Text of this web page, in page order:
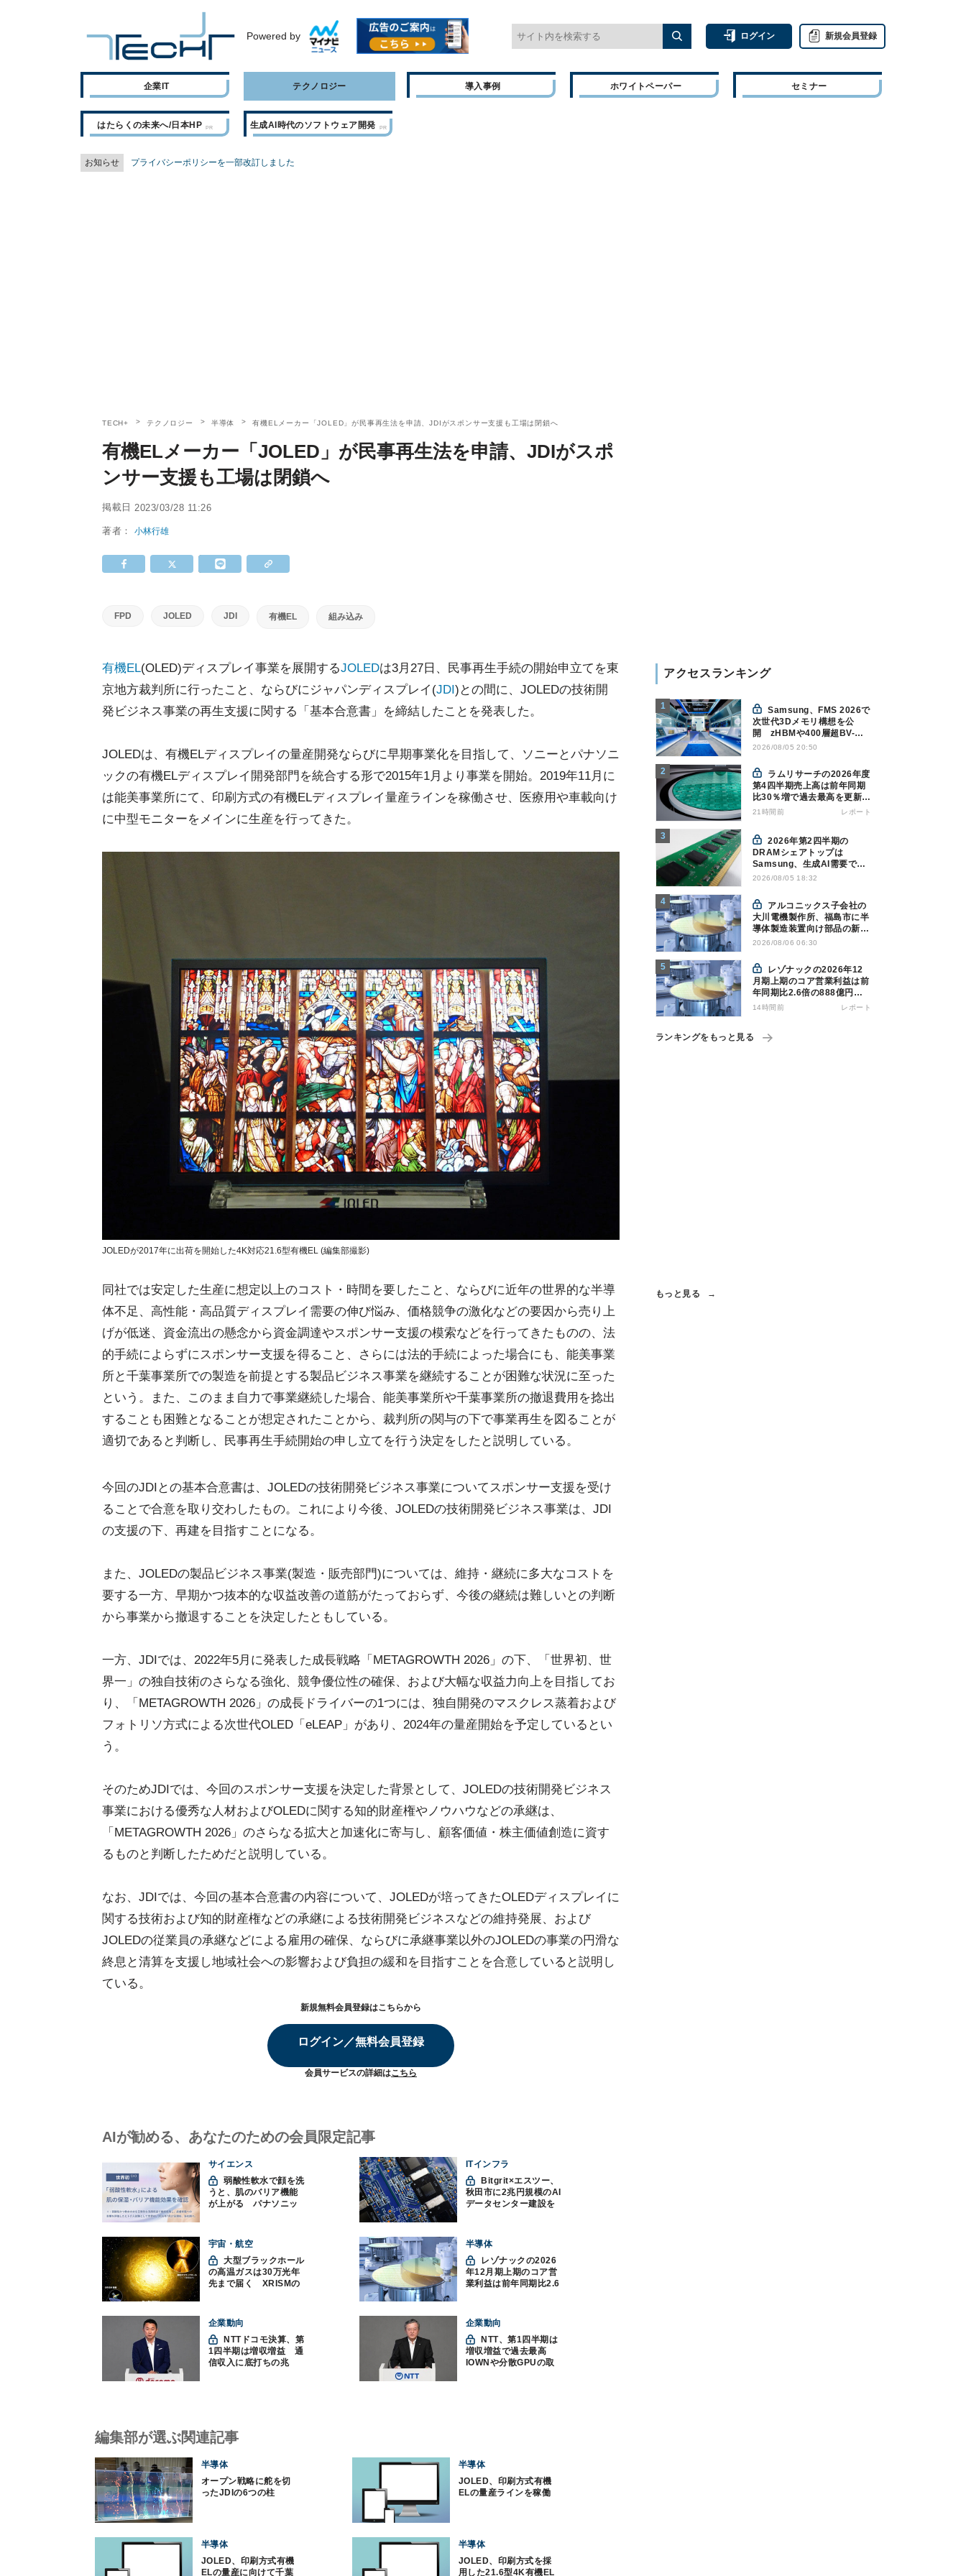
Powered by ログイン 新規会員登録
企業IT テクノロジー 導入事例 ホワイトペーパー セミナー
はたらくの未来へ/日本HP 生成AI時代のソフトウェア開発
お知らせ プライバシーポリシーを一部改訂しました
TECH+ テクノロジー 半導体 有機ELメーカー「JOLED」が民事再生法を申請、JDIがスポンサー支援も工場は閉鎖へ
有機ELメーカー「JOLED」が民事再生法を申請、JDIがスポ
ンサー支援も工場は閉鎖へ
掲載日 2023/03/28 11:26
著者：小林行雄
FPD JOLED JDI 有機EL 組み込み
有機EL(OLED)ディスプレイ事業を展開するJOLEDは3月27日、民事再生手続の開始申立てを東
京地方裁判所に行ったこと、ならびにジャパンディスプレイ(JDI)との間に、JOLEDの技術開
発ビジネス事業の再生支援に関する「基本合意書」を締結したことを発表した。
JOLEDは、有機ELディスプレイの量産開発ならびに早期事業化を目指して、ソニーとパナソニ
ックの有機ELディスプレイ開発部門を統合する形で2015年1月より事業を開始。2019年11月に
は能美事業所にて、印刷方式の有機ELディスプレイ量産ラインを稼働させ、医療用や車載向け
に中型モニターをメインに生産を行ってきた。
JOLEDが2017年に出荷を開始した4K対応21.6型有機EL (編集部撮影)
同社では安定した生産に想定以上のコスト・時間を要したこと、ならびに近年の世界的な半導
体不足、高性能・高品質ディスプレイ需要の伸び悩み、価格競争の激化などの要因から売り上
げが低迷、資金流出の懸念から資金調達やスポンサー支援の模索などを行ってきたものの、法
的手続によらずにスポンサー支援を得ること、さらには法的手続によった場合にも、能美事業
所と千葉事業所での製造を前提とする製品ビジネス事業を継続することが困難な状況に至った
という。また、このまま自力で事業継続した場合、能美事業所や千葉事業所の撤退費用を捻出
することも困難となることが想定されたことから、裁判所の関与の下で事業再生を図ることが
適切であると判断し、民事再生手続開始の申し立てを行う決定をしたと説明している。
今回のJDIとの基本合意書は、JOLEDの技術開発ビジネス事業についてスポンサー支援を受け
ることで合意を取り交わしたもの。これにより今後、JOLEDの技術開発ビジネス事業は、JDI
の支援の下、再建を目指すことになる。
また、JOLEDの製品ビジネス事業(製造・販売部門)については、維持・継続に多大なコストを
要する一方、早期かつ抜本的な収益改善の道筋がたっておらず、今後の継続は難しいとの判断
から事業から撤退することを決定したともしている。
一方、JDIでは、2022年5月に発表した成長戦略「METAGROWTH 2026」の下、「世界初、世
界一」の独自技術のさらなる強化、競争優位性の確保、および大幅な収益力向上を目指してお
り、「METAGROWTH 2026」の成長ドライバーの1つには、独自開発のマスクレス蒸着および
フォトリソ方式による次世代OLED「eLEAP」があり、2024年の量産開始を予定しているとい
う。
そのためJDIでは、今回のスポンサー支援を決定した背景として、JOLEDの技術開発ビジネス
事業における優秀な人材およびOLEDに関する知的財産権やノウハウなどの承継は、
「METAGROWTH 2026」のさらなる拡大と加速化に寄与し、顧客価値・株主価値創造に資す
るものと判断したためだと説明している。
なお、JDIでは、今回の基本合意書の内容について、JOLEDが培ってきたOLEDディスプレイに
関する技術および知的財産権などの承継による技術開発ビジネスなどの維持発展、および
JOLEDの従業員の承継などによる雇用の確保、ならびに承継事業以外のJOLEDの事業の円滑な
終息と清算を支援し地域社会への影響および負担の緩和を目指すことを合意していると説明し
ている。
新規無料会員登録はこちらから
ログイン／無料会員登録
会員サービスの詳細はこちら
AIが勧める、あなたのための会員限定記事
サイエンス
弱酸性軟水で顔を洗
うと、肌のバリア機能
が上がる パナソニッ
ITインフラ
秋田市に2兆円規模のAI
データセンター建設を
宇宙・航空
大型ブラックホール
の高温ガスは30万光年
先まで届く XRISMの
半導体
年12月期上期のコア営
業利益は前年同期比2.6
企業動向
1四半期は増収増益 通
信収入に底打ちの兆
企業動向
増収増益で過去最高
IOWNや分散GPUの取
アクセスランキング
Samsung、FMS 2026で
次世代3Dメモリ構想を公
開 zHBMや400層超BV-
NANDを披露
2026/08/05 20:50
第4四半期売上高は前年同期
比30％増で過去最高を更新、
NAND関連が好調
21時間前 レポート
2026年第2四半期の
DRAMシェアトップは
Samsung、生成AI需要で競
争構図に変化
2026/08/05 18:32
大川電機製作所、福島市に半
導体製造装置向け部品の新工
場建設を決定
2026/08/06 06:30
月期上期のコア営業利益は前
年同期比2.6倍の888億円、
AI向け半導体材料が好調
14時間前 レポート
ランキングをもっと見る
もっと見る
編集部が選ぶ関連記事
半導体
オープン戦略に舵を切
ったJDIの6つの柱
半導体
JOLED、印刷方式有機
ELの量産ラインを稼働
半導体
JOLED、印刷方式有機
ELの量産に向けて千葉
半導体
JOLED、印刷方式を採
用した21.6型4K有機EL